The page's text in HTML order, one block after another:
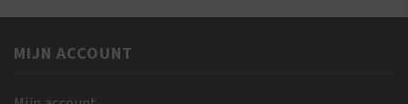
aantal
Tone
MIJN ACCOUNT